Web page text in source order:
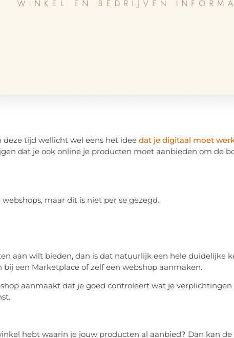
tijd wellicht wel eens het idee dat je digitaal moet
dat je ook online je producten moet aanbieden om de
maar dit is niet per se gezegd.
aan wilt bieden, dan is dat natuurlijk een hele duidelijke
een Marketplace of zelf een webshop aanmaken.
aanmaakt dat je goed controleert wat je verplichtingen
hebt waarin je jouw producten al aanbied? Dan kan de